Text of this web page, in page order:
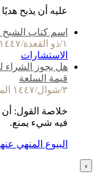
عليه أن يذبح
اسم كتاب
١/ذو القعدة/١٤٤٧ الموافق ١٨/أبريل/٢٠٢٦
الاستشارات
هل يجوز الشراء
قيمة السلعة
٣/شوال/١٤٤٧ الموافق ٢٢/مارس/٢٠٢٦
خلاصة القول:
فيه شيء يمنع.
البيوع المنهي
›